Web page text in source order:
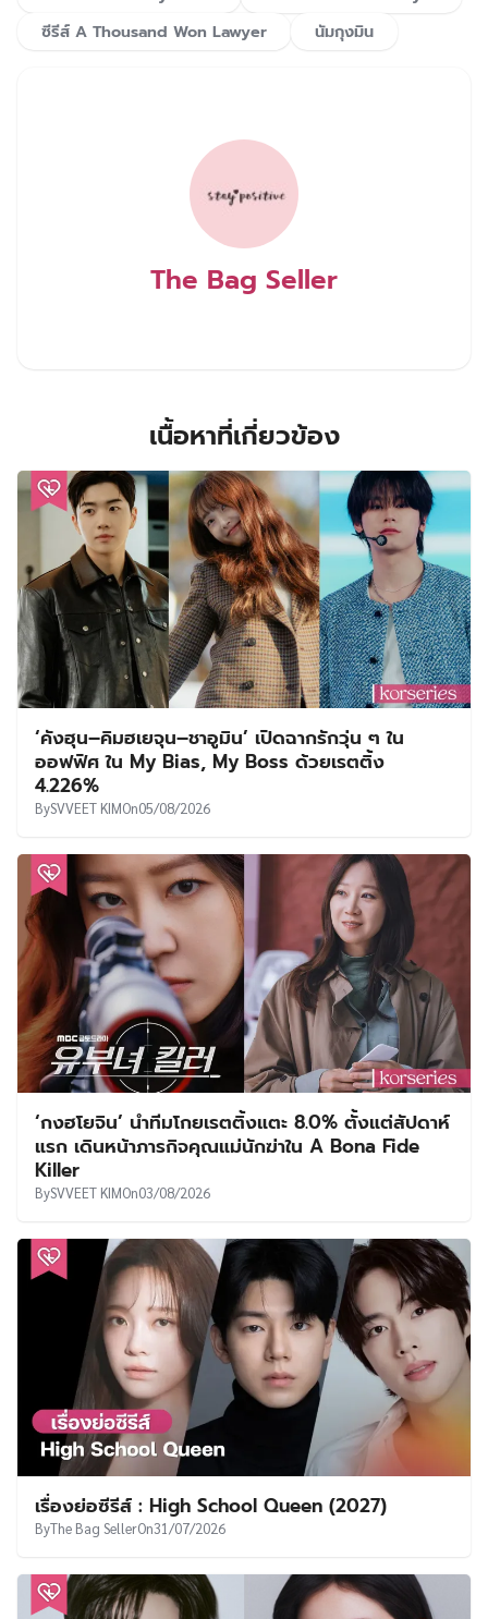
ซีรีส์ A Thousand Won Lawyer
นัมกุงมิน
The Bag Seller
เนื้อหาที่เกี่ยวข้อง
‘คังฮุน–คิมฮเยจุน–ชาอูมิน’ เปิดฉากรักวุ่น ๆ ใน
ออฟฟิศ ใน My Bias, My Boss ด้วยเรตติ้ง
4.226%
BySVVEET KIMOn05/08/2026
‘กงฮโยจิน’ นำทีมโกยเรตติ้งแตะ 8.0% ตั้งแต่สัปดาห์
แรก เดินหน้าภารกิจคุณแม่นักฆ่าใน A Bona Fide
Killer
BySVVEET KIMOn03/08/2026
เรื่องย่อซีรีส์ : High School Queen (2027)
ByThe Bag SellerOn31/07/2026